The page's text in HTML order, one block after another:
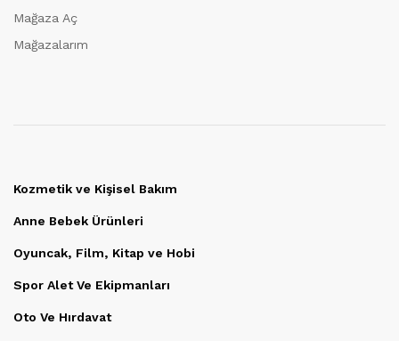
Mağaza Aç
Mağazalarım
Kozmetik ve Kişisel Bakım
Anne Bebek Ürünleri
Oyuncak, Film, Kitap ve Hobi
Spor Alet Ve Ekipmanları
Oto Ve Hırdavat